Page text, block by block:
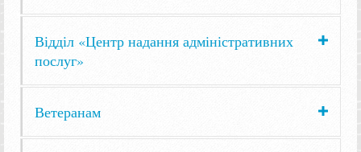
Відділ «Центр надання адміністративних
послуг»
Ветеранам